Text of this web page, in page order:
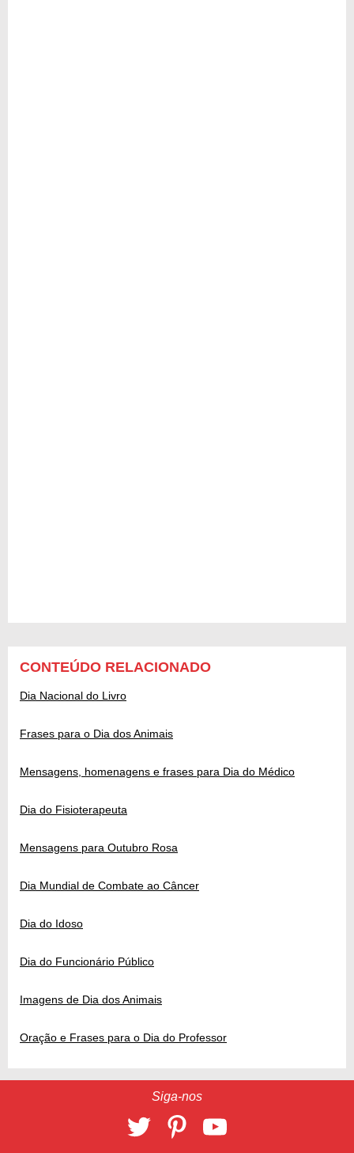
CONTEÚDO RELACIONADO
Dia Nacional do Livro
Frases para o Dia dos Animais
Mensagens, homenagens e frases para Dia do Médico
Dia do Fisioterapeuta
Mensagens para Outubro Rosa
Dia Mundial de Combate ao Câncer
Dia do Idoso
Dia do Funcionário Público
Imagens de Dia dos Animais
Oração e Frases para o Dia do Professor
Siga-nos